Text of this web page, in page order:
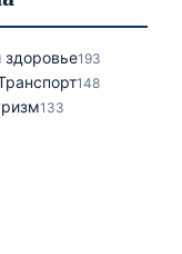
здоровье193
148
133